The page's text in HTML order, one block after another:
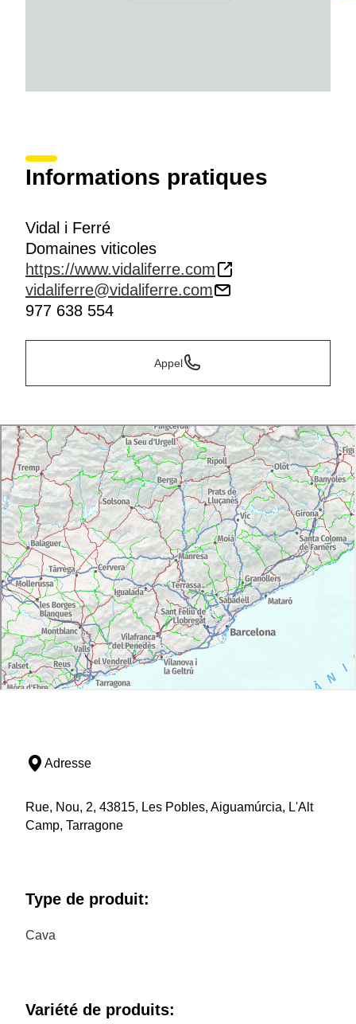
Informations pratiques
Vidal i Ferré
Domaines viticoles
https://www.vidaliferre.com
vidaliferre@vidaliferre.com
977 638 554
Appel
Adresse
Rue, Nou, 2, 43815, Les Pobles, Aiguamúrcia, L'Alt
Camp, Tarragone
Type de produit:
Cava
Variété de produits: